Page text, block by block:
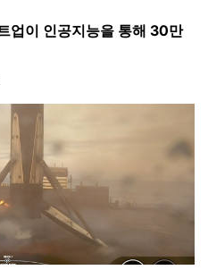
업이 인공지능을 통해 30만